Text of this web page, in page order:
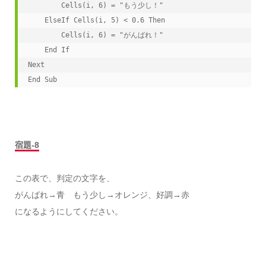
        Cells(i, 6) = "もう少し！"
    ElseIf Cells(i, 5) < 0.6 Then
        Cells(i, 6) = "がんばれ！"
    End If
Next
End Sub
宿題-8
この表で、判定の文字を、
がんばれ→青 もう少し→オレンジ、好調→赤
になるようにしてください。